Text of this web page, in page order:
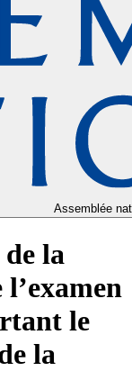
Assemblée
la
le
la